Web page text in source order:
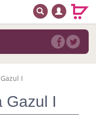
BUSCAR
I
Gazul I